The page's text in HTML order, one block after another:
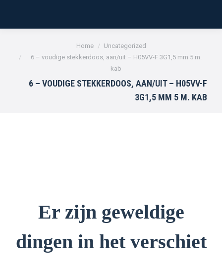
Home
Uncategorized
6 – voudige stekkerdoos, aan/uit – H05VV-F 3G1,5 mm 5 m.
kab
6 – VOUDIGE STEKKERDOOS, AAN/UIT – H05VV-F
3G1,5 MM 5 M. KAB
Er zijn geweldige
dingen in het verschiet